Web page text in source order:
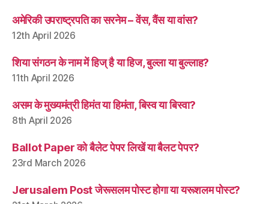
अमेरिकी उपराष्ट्रपति का सरनेम – वेंस, वैंस या वांस?
12th April 2026
शिया संगठन के नाम में हिज् है या हिज, बुल्ला या बुल्लाह?
11th April 2026
असम के मुख्यमंत्री हिमंत या हिमंता, बिस्व या बिस्वा?
8th April 2026
Ballot Paper को बैलेट पेपर लिखें या बैलट पेपर?
23rd March 2026
Jerusalem Post जेरूसलम पोस्ट होगा या यरूशलम पोस्ट?